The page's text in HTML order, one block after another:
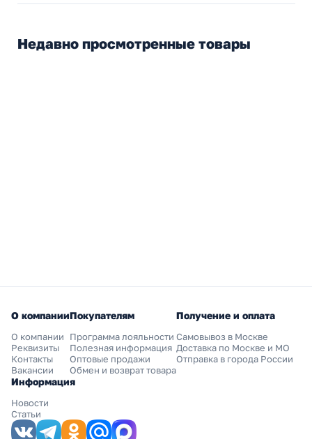
Недавно просмотренные товары
О компании
О компании
Реквизиты
Контакты
Вакансии
Покупателям
Программа лояльности
Полезная информация
Оптовые продажи
Обмен и возврат товара
Получение и оплата
Самовывоз в Москве
Доставка по Москве и МО
Отправка в города России
Информация
Новости
Статьи